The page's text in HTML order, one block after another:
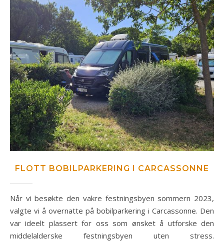
FLOTT BOBILPARKERING I CARCASSONNE
Når vi besøkte den vakre festningsbyen sommern 2023,
valgte vi å overnatte på bobilparkering i Carcassonne. Den
var ideelt plassert for oss som ønsket å utforske den
middelalderske festningsbyen uten stress.